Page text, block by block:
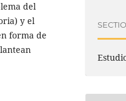
del
y el
forma de